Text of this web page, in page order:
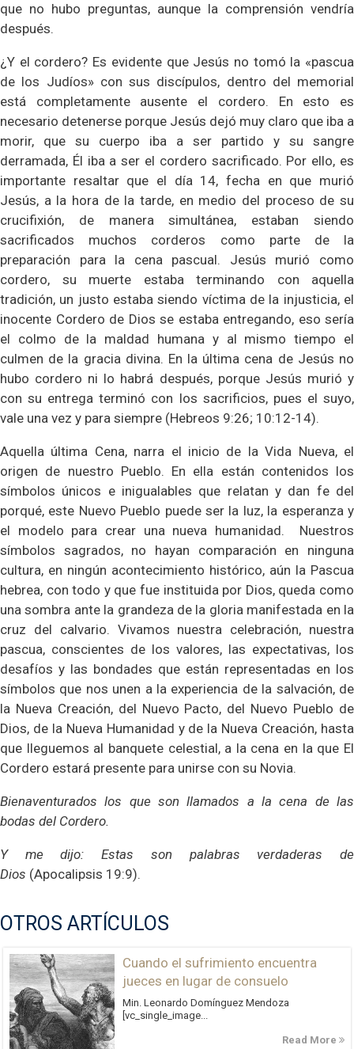
que no hubo preguntas, aunque la comprensión vendría
después.
¿Y el cordero? Es evidente que Jesús no tomó la «pascua
de los Judíos» con sus discípulos, dentro del memorial
está completamente ausente el cordero. En esto es
necesario detenerse porque Jesús dejó muy claro que iba a
morir, que su cuerpo iba a ser partido y su sangre
derramada, Él iba a ser el cordero sacrificado. Por ello, es
importante resaltar que el día 14, fecha en que murió
Jesús, a la hora de la tarde, en medio del proceso de su
crucifixión, de manera simultánea, estaban siendo
sacrificados muchos corderos como parte de la
preparación para la cena pascual. Jesús murió como
cordero, su muerte estaba terminando con aquella
tradición, un justo estaba siendo víctima de la injusticia, el
inocente Cordero de Dios se estaba entregando, eso sería
el colmo de la maldad humana y al mismo tiempo el
culmen de la gracia divina. En la última cena de Jesús no
hubo cordero ni lo habrá después, porque Jesús murió y
con su entrega terminó con los sacrificios, pues el suyo,
vale una vez y para siempre (Hebreos 9:26; 10:12-14).
Aquella última Cena, narra el inicio de la Vida Nueva, el
origen de nuestro Pueblo. En ella están contenidos los
símbolos únicos e inigualables que relatan y dan fe del
porqué, este Nuevo Pueblo puede ser la luz, la esperanza y
el modelo para crear una nueva humanidad.
Nuestros
símbolos sagrados, no hayan comparación en ninguna
cultura, en ningún acontecimiento histórico, aún la Pascua
hebrea, con todo y que fue instituida por Dios, queda como
una sombra ante la grandeza de la gloria manifestada en la
cruz del calvario. Vivamos nuestra celebración, nuestra
pascua, conscientes de los valores, las expectativas, los
desafíos y las bondades que están representadas en los
símbolos que nos unen a la experiencia de la salvación, de
la Nueva Creación, del Nuevo Pacto, del Nuevo Pueblo de
Dios, de la Nueva Humanidad y de la Nueva Creación, hasta
que lleguemos al banquete celestial, a la cena en la que El
Cordero estará presente para unirse con su Novia.
Bienaventurados los que son llamados a la cena de las
bodas del Cordero.
Y me dijo: Estas son palabras verdaderas de
Dios (Apocalipsis 19:9).
OTROS ARTÍCULOS
Cuando el sufrimiento encuentra
jueces en lugar de consuelo
Min. Leonardo Domínguez Mendoza
[vc_single_image...
Read More